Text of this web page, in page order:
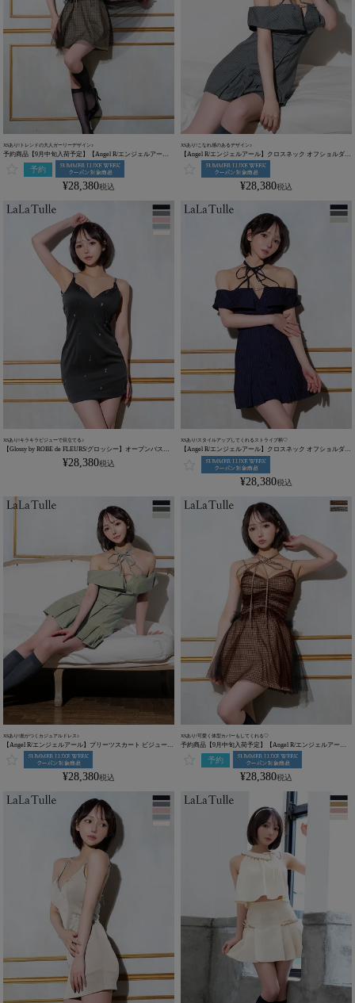
XSあり!トレンドの大人ガーリーデザイン♪
予約商品【9月中旬入荷予定】【Angel R/エンジェルアー
ル】クロスネック チェック柄 キャミソール ガーリー チュー
ル フレアミニドレス (AR25866)
予約
¥28,380税込
XSあり!こなれ感のあるデザイン♪
【Angel R/エンジェルアール】クロスネック オフショルダー
ストライプ プリーツスカート ビジューチャーム フレアミニ
ドレス (AR25347)
¥28,380税込
XSあり!キラキラビジューで目立てる♪
【Glossy by ROBE de FLEURS/グロッシー】オープンバスト
ビジューホルター セクシー キャミソール タイトミニドレス
¥28,380税込
XSあり!スタイルアップしてくれるストライプ柄♡
【Angel R/エンジェルアール】クロスネック オフショルダー
ストライプ プリーツスカート ビジューチャーム フレアミニ
ドレス (AR25347)
¥28,380税込
XSあり!差がつくカジュアルドレス♪
【Angel R/エンジェルアール】プリーツスカート ビジューチ
ャーム クロスネック オフショルダー ストライプ フレアミニ
ドレス (AR25347)
¥28,380税込
XSあり!可愛く体型カバーもしてくれる♡
予約商品【9月中旬入荷予定】【Angel R/エンジェルアー
ル】キャミソール ガーリー チュール クロスネック チェック
柄 フレアミニドレス (AR25866)
予約
¥28,380税込